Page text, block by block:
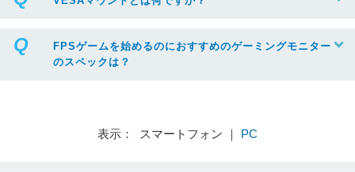
FPSゲームを始めるのにおすすめのゲーミングモニター
のスペックは？
表示： スマートフォン ｜ PC